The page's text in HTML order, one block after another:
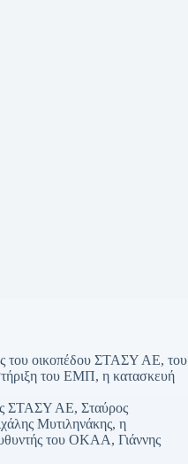
του οικοπέδου ΣΤΑΣΥ ΑΕ, του
του ΕΜΠ, η κατασκευή
ΣΤΑΣΥ ΑΕ, Σταύρος
Μυτιληνάκης, η
του ΟΚΑΑ, Γιάννης